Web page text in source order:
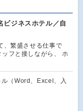
ビジネスホテル／自
、繁盛させる仕事で
フと接しながら、 ホ
ル（Word、Excel、入